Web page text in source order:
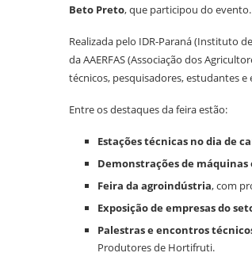
Beto Preto, que participou do evento.
Realizada pelo IDR-Paraná (Instituto
da AAERFAS (Associação dos
técnicos, pesquisadores, estudantes
Entre os destaques da feira estão:
Estações técnicas no dia de
Demonstrações de máquinas
Feira da agroindústria, com
Exposição de empresas do
Palestras e encontros
Produtores de Hortifruti.